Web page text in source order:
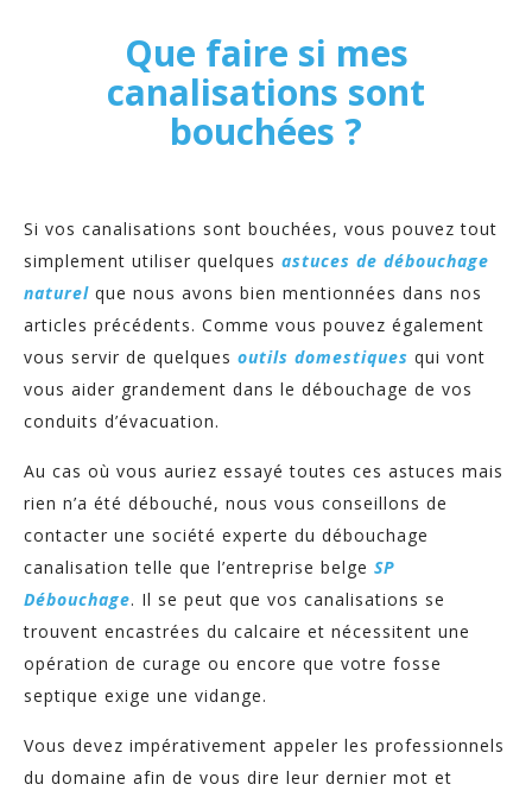
Que faire si mes
canalisations sont
bouchées ?
Si vos canalisations sont bouchées, vous pouvez tout
simplement utiliser quelques astuces de débouchage
naturel que nous avons bien mentionnées dans nos
articles précédents. Comme vous pouvez également
vous servir de quelques outils domestiques qui vont
vous aider grandement dans le débouchage de vos
conduits d’évacuation.
Au cas où vous auriez essayé toutes ces astuces mais
rien n’a été débouché, nous vous conseillons de
contacter une société experte du débouchage
canalisation telle que l’entreprise belge SP
Débouchage. Il se peut que vos canalisations se
trouvent encastrées du calcaire et nécessitent une
opération de curage ou encore que votre fosse
septique exige une vidange.
Vous devez impérativement appeler les professionnels
du domaine afin de vous dire leur dernier mot et